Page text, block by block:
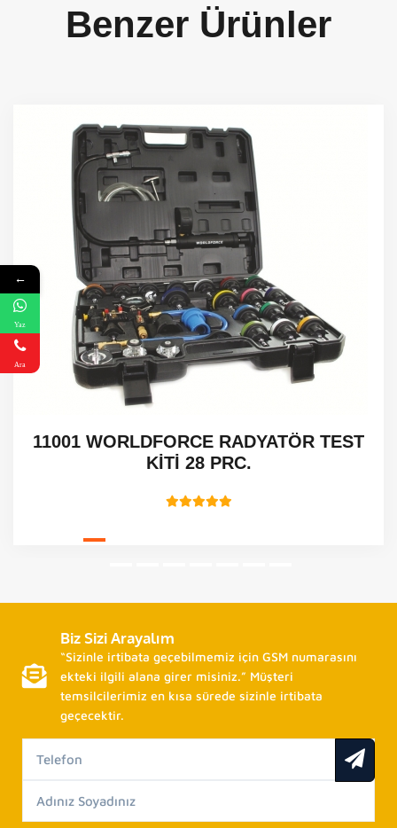
Benzer Ürünler
11001 WORLDFORCE RADYATÖR TEST
KİTİ 28 PRC.
Biz Sizi Arayalım
“Sizinle irtibata geçebilmemiz için GSM numarasını
ekteki ilgili alana girer misiniz.” Müşteri
temsilcilerimiz en kısa sürede sizinle irtibata
geçecektir.
←
Yaz
Ara